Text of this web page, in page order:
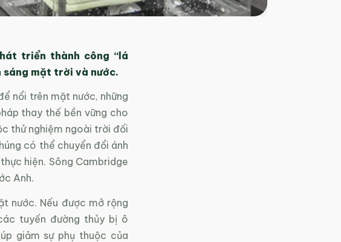
triển thành công “lá
sáng mặt trời và nước.
nổi trên mặt nước, những
thay thế bền vững cho
thử nghiệm ngoài trời đối
có thể chuyển đổi ánh
hiện. Sông Cambridge
Anh.
nước. Nếu được mở rộng
tuyến đường thủy bị ô
giảm sự phụ thuộc của